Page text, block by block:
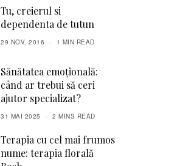
Tu, creierul si
dependenta de tutun
29 NOV. 2016 1 MIN READ
Sănătatea emoțională:
când ar trebui să ceri
ajutor specializat?
31 MAI 2025 2 MINS READ
Terapia cu cel mai frumos
nume: terapia florală